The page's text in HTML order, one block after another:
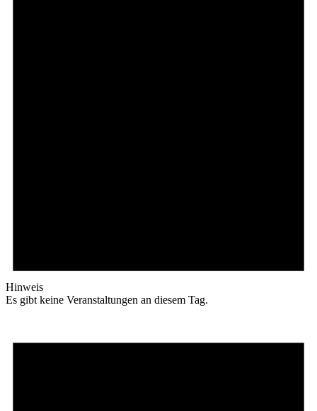
Hinweis
Es gibt keine Veranstaltungen an diesem Tag.